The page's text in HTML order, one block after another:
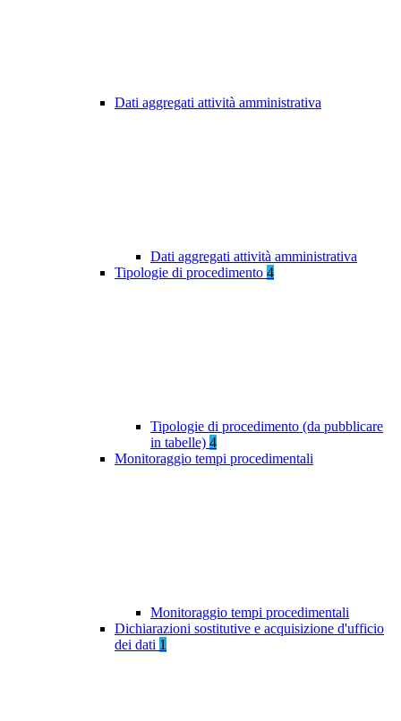
Dati aggregati attività amministrativa
Dati aggregati attività amministrativa
Tipologie di procedimento 4
Tipologie di procedimento (da pubblicare
in tabelle) 4
Monitoraggio tempi procedimentali
Monitoraggio tempi procedimentali
Dichiarazioni sostitutive e acquisizione d'ufficio
dei dati 1